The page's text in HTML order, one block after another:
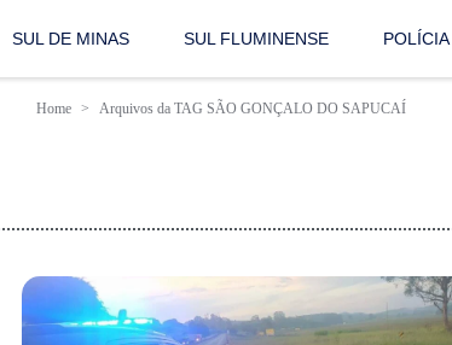
SUL DE MINAS SUL FLUMINENSE POLÍCIA
Home Arquivos da TAG SÃO GONÇALO DO SAPUCAÍ